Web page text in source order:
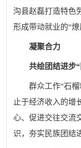
沟县赵磊打造特色
形成带动就业的“燎
凝聚合力
共绘团结进步
群众工作“石
止于经济收入的增
心、促进交往交流
识，夯实民族团结